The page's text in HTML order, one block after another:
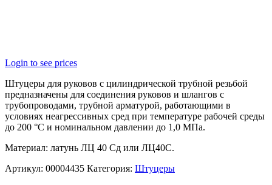
Login to see prices
Штуцеры для руковов с цилиндрической трубной резьбой
предназначены для соединения руковов и шлангов с
трубопроводами, трубной арматурой, работающими в
условиях неагрессивных сред при температуре рабочей среды
до 200 °С и номинальном давлении до 1,0 МПа.
Материал: латунь ЛЦ 40 Сд или ЛЦ40С.
Артикул: 00004435 Категория: Штуцеры